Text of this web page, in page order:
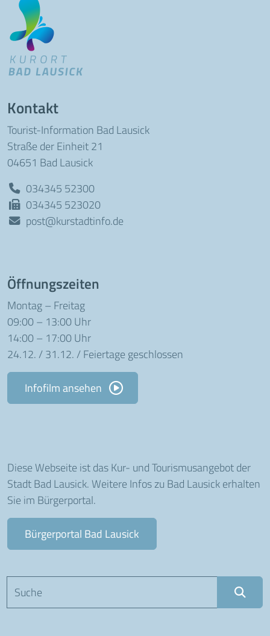
Kontakt
Tourist-Information Bad Lausick
Straße der Einheit 21
04651 Bad Lausick
034345 52300
034345 523020
post@kurstadtinfo.de
Öffnungszeiten
Montag – Freitag
09:00 – 13:00 Uhr
14:00 – 17:00 Uhr
24.12. / 31.12. / Feiertage geschlossen
Infofilm ansehen
Diese Webseite ist das Kur- und Tourismusangebot der
Stadt Bad Lausick. Weitere Infos zu Bad Lausick erhalten
Sie im Bürgerportal.
Bürgerportal Bad Lausick